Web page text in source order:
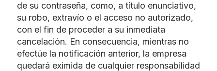
de su contraseña, como, a título enunciativo,
su robo, extravío o el acceso no autorizado,
con el fin de proceder a su inmediata
cancelación. En consecuencia, mientras no
efectúe la notificación anterior, la empresa
quedará eximida de cualquier responsabilidad